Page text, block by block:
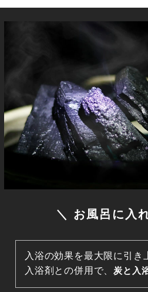
＼ お風呂に入
入浴の効果を最大限に引き
入浴剤との併用で、炭と入